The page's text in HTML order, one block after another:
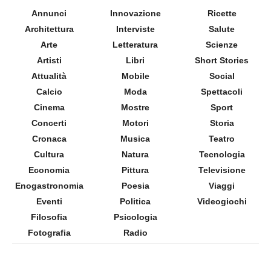
Annunci
Architettura
Arte
Artisti
Attualità
Calcio
Cinema
Concerti
Cronaca
Cultura
Economia
Enogastronomia
Eventi
Filosofia
Fotografia
Innovazione
Interviste
Letteratura
Libri
Mobile
Moda
Mostre
Motori
Musica
Natura
Pittura
Poesia
Politica
Psicologia
Radio
Ricette
Salute
Scienze
Short Stories
Social
Spettacoli
Sport
Storia
Teatro
Tecnologia
Televisione
Viaggi
Videogiochi